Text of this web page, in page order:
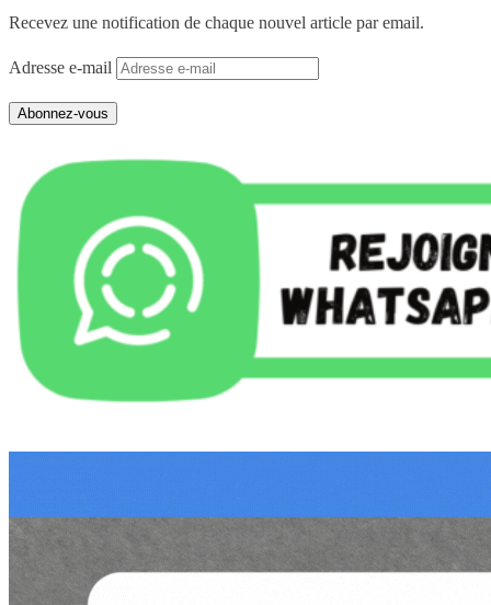
Recevez une notification de chaque nouvel article par email.
Adresse e-mail
Abonnez-vous